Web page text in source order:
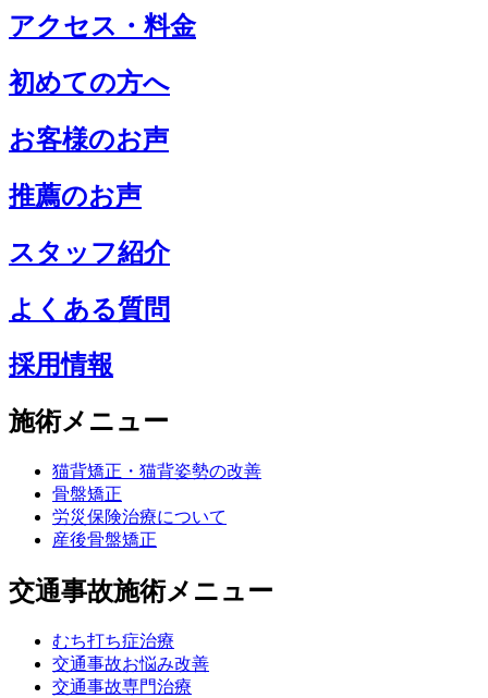
アクセス・料金
初めての方へ
お客様のお声
推薦のお声
スタッフ紹介
よくある質問
採用情報
施術メニュー
猫背矯正・猫背姿勢の改善
骨盤矯正
労災保険治療について
産後骨盤矯正
交通事故施術メニュー
むち打ち症治療
交通事故お悩み改善
交通事故専門治療